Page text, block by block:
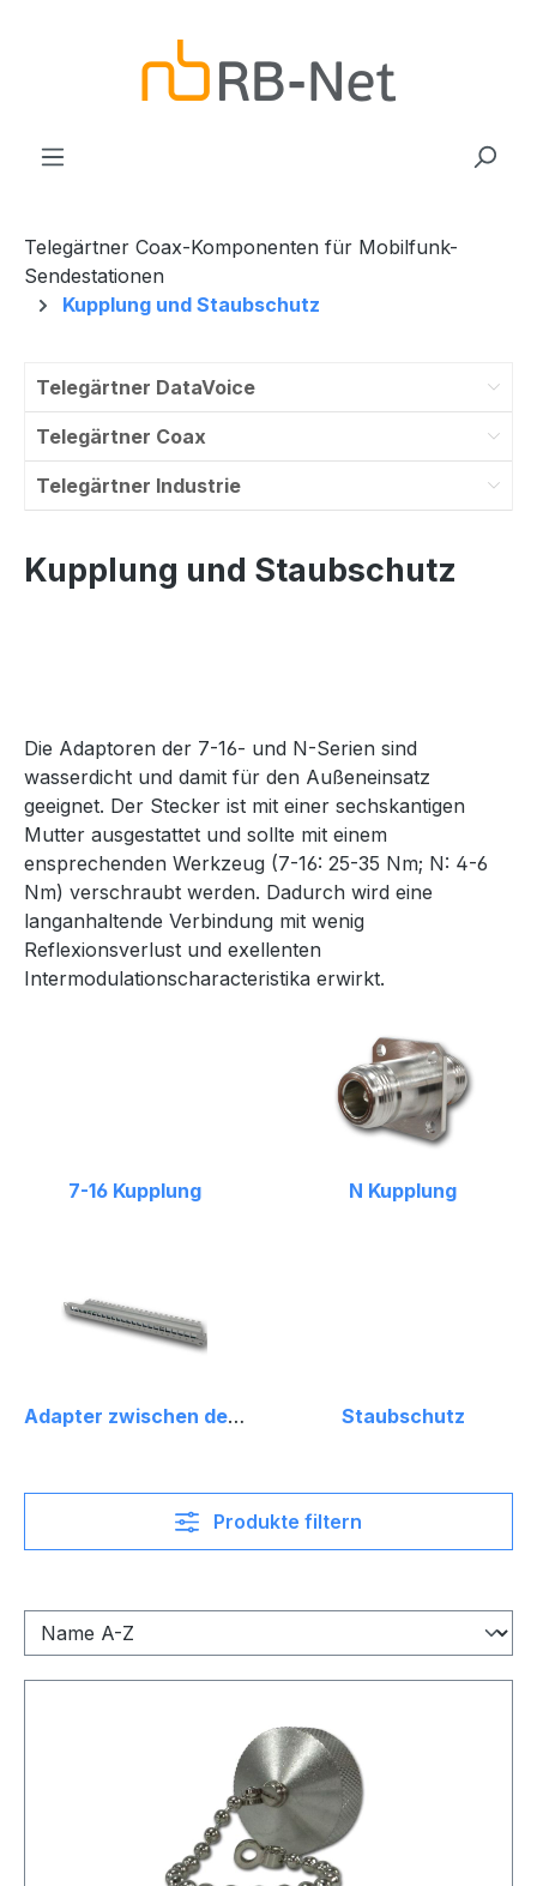
Telegärtner Coax-Komponenten für Mobilfunk-
Sendestationen
Kupplung und Staubschutz
Telegärtner DataVoice
Telegärtner Coax
Telegärtner Industrie
Kupplung und Staubschutz
Die Adaptoren der 7-16- und N-Serien sind
wasserdicht und damit für den Außeneinsatz
geeignet. Der Stecker ist mit einer sechskantigen
Mutter ausgestattet und sollte mit einem
ensprechenden Werkzeug (7-16: 25-35 Nm; N: 4-6
Nm) verschraubt werden. Dadurch wird eine
langanhaltende Verbindung mit wenig
Reflexionsverlust und exellenten
Intermodulationscharacteristika erwirkt.
7-16 Kupplung N Kupplung
Adapter zwischen den Serien 7-16 - N Staubschutz
Produkte filtern